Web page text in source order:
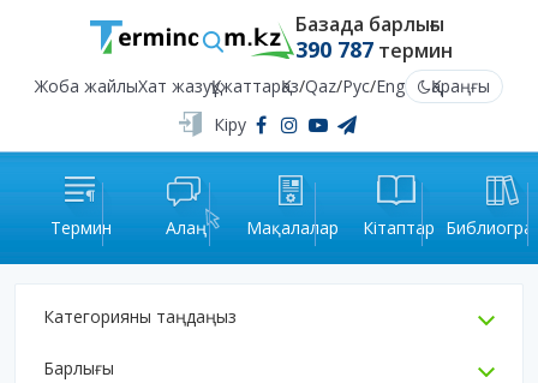
Базада барлығы
390 787термин
Жоба жайлыХат жазуҚұжаттарҚаз/Qaz/Рус/Eng
Қараңғы
Кіру
Термин Алаң Мақалалар Кітаптар
Категорияны таңдаңыз
Барлығы